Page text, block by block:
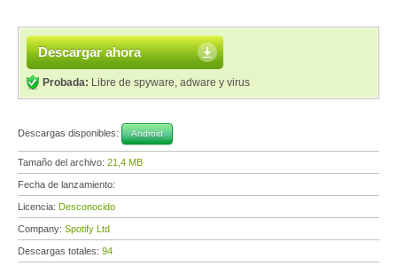
Descargar ahora
Probada: Libre de spyware, adware y virus
Descargas disponibles: Android
Tamaño del archivo: 21,4 MB
Fecha de lanzamiento:
Licencia: Desconocido
Company: Spotify Ltd
Descargas totales: 94